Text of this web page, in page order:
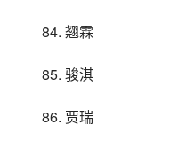
84. 翘霖
85. 骏淇
86. 贾瑞